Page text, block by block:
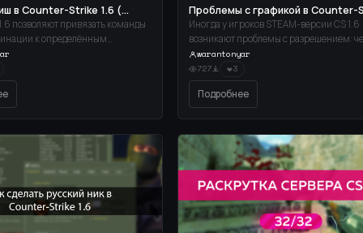
в Counter-Strike 1.6 (...
позволяют привязать команды
к определённым
игровой процесс. Это
переключения оружия,
гранат или выполнения
Проблемы с графикой в Counter-
Иногда у игроков STEAM-версии CS 1.6
возникают проблемы с разрешением:
экран, игра запускается в маленьком
некорректно растягивается.
способы решения.
warantonyar
727
❤3
Подробнее